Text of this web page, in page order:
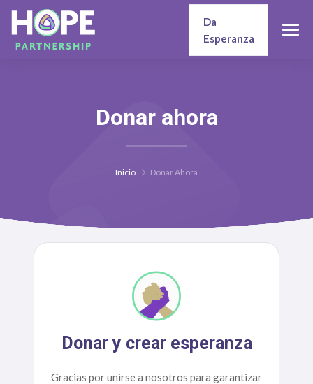
Da
Esperanza
Donar ahora
Inicio Donar Ahora
Donar y crear esperanza
Gracias por unirse a nosotros para garantizar